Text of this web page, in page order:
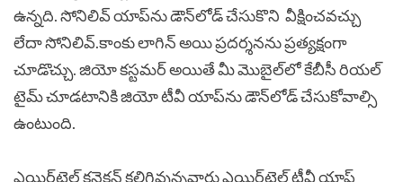
ఉన్నది. సోనిలివ్ యాప్‌ను డౌన్‌లోడ్ చేసుకొని వీక్షించవచ్చు
లేదా సోనిలివ్.కాంకు లాగిన్ అయి ప్రదర్శనను ప్రత్యక్షంగా
చూడొచ్చు. జియో కస్టమర్ అయితే మీ మొబైల్‌లో కేబీసీ రియల్
టైమ్ చూడటానికి జియో టీవీ యాప్‌ను డౌన్‌లోడ్ చేసుకోవాల్సి
ఉంటుంది.
ఎయిర్‌టెల్ కనెక్షన్ కలిగివున్నవారు ఎయిర్‌టెల్ టీవీ యాప్‌